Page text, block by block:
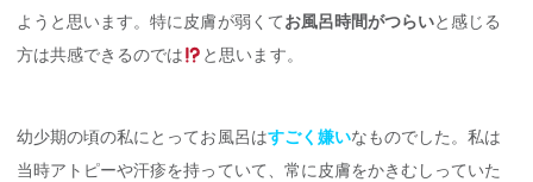
ようと思います。特に皮膚が弱くてお風呂時間がつらいと感じる
方は共感できるのでは
と思います。
幼少期の頃の私にとってお風呂はすごく嫌いなものでした。私は
当時アトピーや汗疹を持っていて、常に皮膚をかきむしっていた